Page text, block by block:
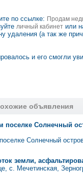
по ссылке: Продам
личный кабинет или
удаления (а так же
и его смогли
объявления
поселке Солнечный
Солнечный
земли,
с. Мечетинская,